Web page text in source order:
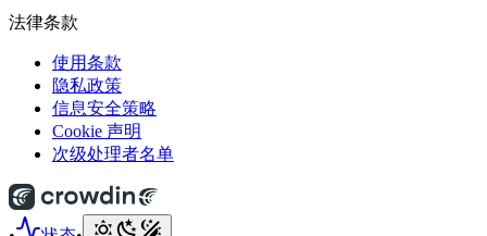
法律条款
使用条款
隐私政策
信息安全策略
Cookie 声明
次级处理者名单